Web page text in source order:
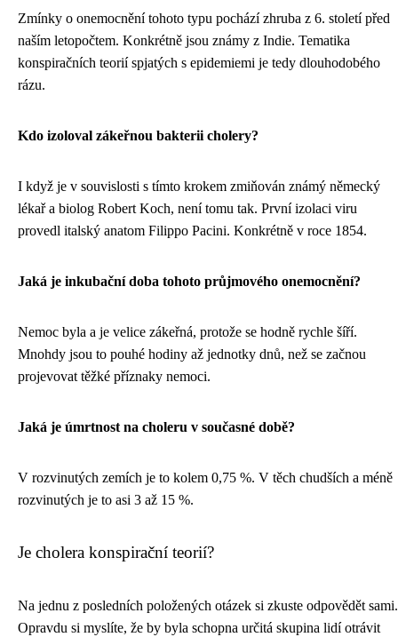
Zmínky o onemocnění tohoto typu pochází zhruba z 6. století před
naším letopočtem. Konkrétně jsou známy z Indie. Tematika
konspiračních teorií spjatých s epidemiemi je tedy dlouhodobého
rázu.
Kdo izoloval zákeřnou bakterii cholery?
I když je v souvislosti s tímto krokem zmiňován známý německý
lékař a biolog Robert Koch, není tomu tak. První izolaci viru
provedl italský anatom Filippo Pacini. Konkrétně v roce 1854.
Jaká je inkubační doba tohoto průjmového onemocnění?
Nemoc byla a je velice zákeřná, protože se hodně rychle šíří.
Mnohdy jsou to pouhé hodiny až jednotky dnů, než se začnou
projevovat těžké příznaky nemoci.
Jaká je úmrtnost na choleru v současné době?
V rozvinutých zemích je to kolem 0,75 %. V těch chudších a méně
rozvinutých je to asi 3 až 15 %.
Je cholera konspirační teorií?
Na jednu z posledních položených otázek si zkuste odpovědět sami.
Opravdu si myslíte, že by byla schopna určitá skupina lidí otrávit